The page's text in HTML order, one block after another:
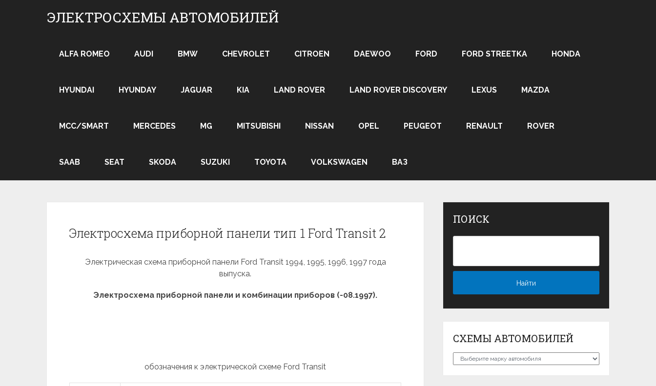
ЭЛЕКТРОСХЕМЫ АВТОМОБИЛЕЙ
ALFA ROMEO AUDI BMW CHEVROLET CITROEN DAEWOO FORD FORD STREETKA HONDA
HYUNDAI HYUNDAY JAGUAR KIA LAND ROVER LAND ROVER DISCOVERY LEXUS MAZDA
MCC/SMART MERCEDES MG MITSUBISHI NISSAN OPEL PEUGEOT RENAULT ROVER
SAAB SEAT SKODA SUZUKI TOYOTA VOLKSWAGEN ВАЗ
Электросхема приборной панели тип 1 Ford Transit 2
Электрическая схема приборной панели Ford Transit 1994, 1995, 1996, 1997 года
выпуска.
Электросхема приборной панели и комбинации приборов (-08.1997).
обозначения к электрической схеме Ford Transit
ПОИСК
СХЕМЫ АВТОМОБИЛЕЙ
Схемы